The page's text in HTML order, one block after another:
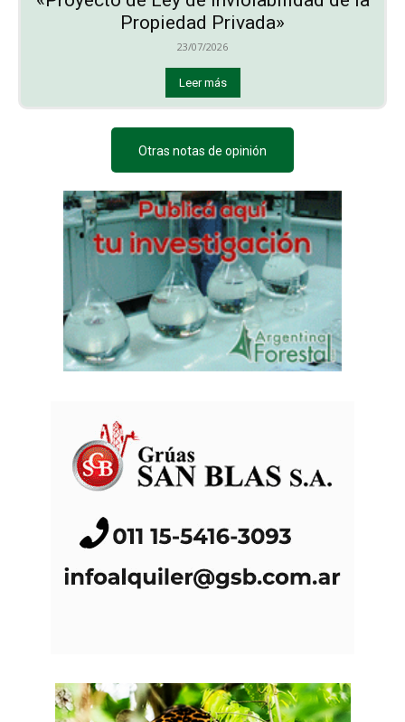
Propiedad Privada»
23/07/2026
Leer más
Otras notas de opinión